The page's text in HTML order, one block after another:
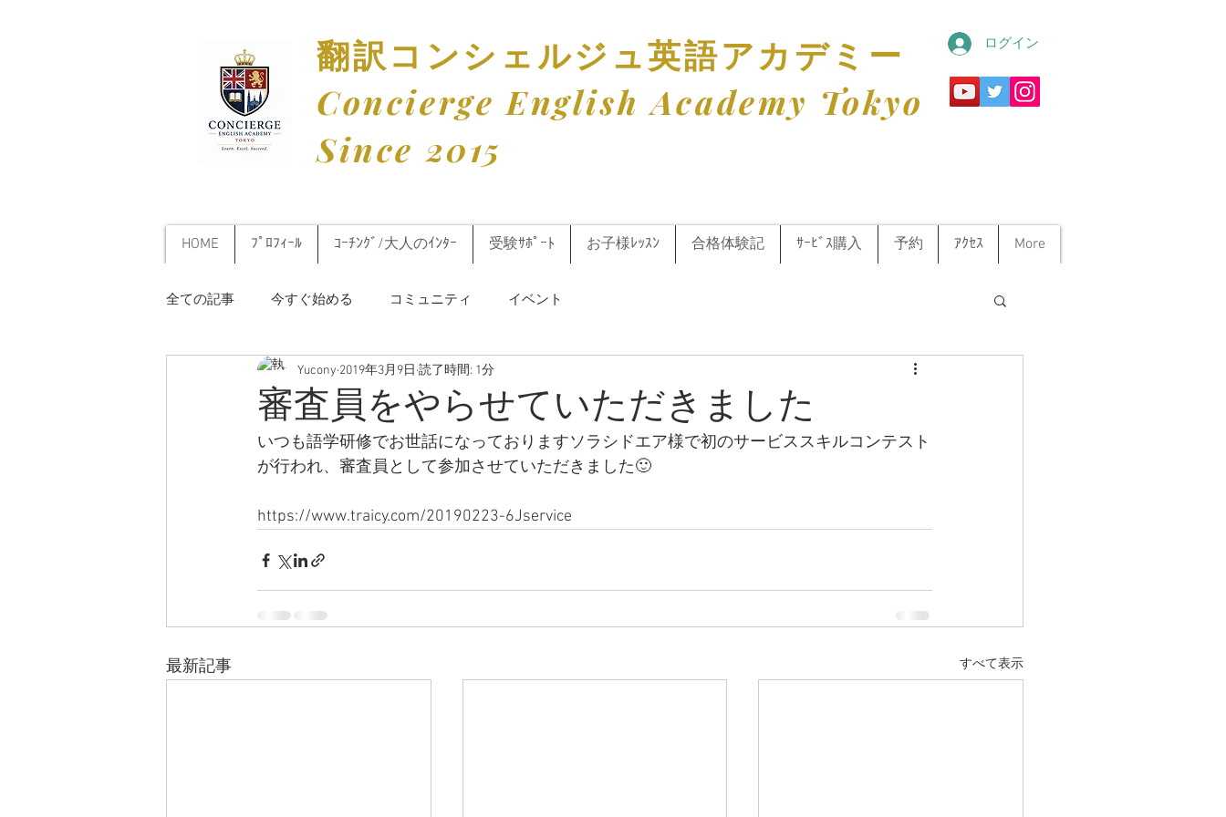
ログイン
​翻訳コンシェルジュ英語アカデミー
​Concierge English Academy Tokyo
​Since 2015
HOME ﾌﾟﾛﾌｨｰﾙ ｺｰﾁﾝｸﾞ/大人のｲﾝﾀｰ 受験ｻﾎﾟｰﾄ お子様ﾚｯｽﾝ 合格体験記 ｻｰﾋﾞｽ購入 予約 ｱｸｾｽ More
全ての記事 今すぐ始める コミュニティ イベント
審査員をやらせていただきました
Yucony 2019年3月9日 読了時間: 1分
いつも語学研修でお世話になっておりますソラシドエア様で初のサービススキルコンテスト
が行われ、審査員として参加させていただきました🙂
https://www.traicy.com/20190223-6Jservice
最新記事 すべて表示